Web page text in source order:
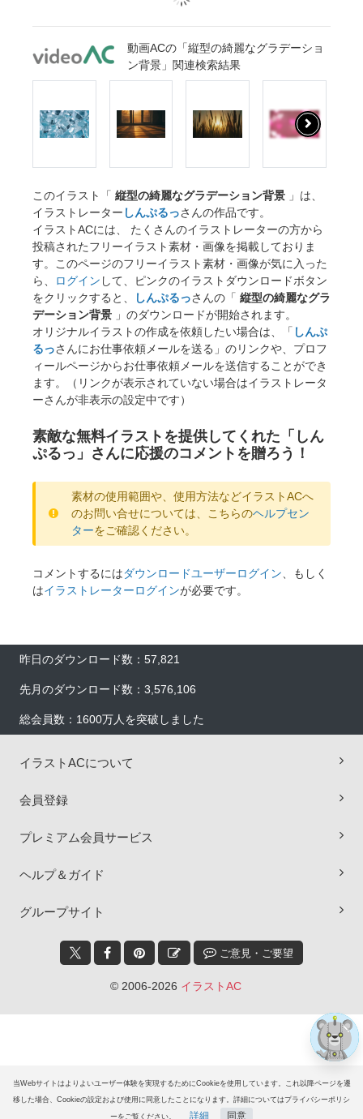
当Webサイトはよりよいユーザー体験を実現するためにCookieを使用しています。これ以降ページを遷
移した場合、Cookieの設定および使用に同意したことになります。詳細についてはプライバシーポリシ
ーをご覧ください。 詳細 同意
動画ACの「縦型の綺麗なグラデーショ
ン背景」関連検索結果
このイラスト「 縦型の綺麗なグラデーション背景 」は、
イラストレーター しんぷるっさんの作品です。
イラストACには、 たくさんのイラストレーターの方から
投稿されたフリーイラスト素材・画像を掲載しておりま
す。このページのフリーイラスト素材・画像が気に入った
ら、
ログイン して、ピンクのイラストダウンロードボタン
をクリックすると、
しんぷるっさんの「 縦型の綺麗なグラ
デーション背景 」のダウンロードが開始されます。
オリジナルイラストの作成を依頼したい場合は、「 しんぷ
るっさんにお仕事依頼メールを送る」のリンクや、プロフ
ィールページからお仕事依頼メールを送信することができ
ます。（リンクが表示されていない場合はイラストレータ
ーさんが非表示の設定中です）
素敵な無料イラストを提供してくれた「しん
ぷるっ」さんに応援のコメントを贈ろう！
素材の使用範囲や、使用方法などイラストACへ
のお問い合せについては、こちらのヘルプセン
ターをご確認ください。
コメントするにはダウンロードユーザーログイン 、もしく
はイラストレーターログインが必要です。
昨日のダウンロード数：57,821
先月のダウンロード数：3,576,106
総会員数：1600万人を突破しました
イラストACについて
会員登録
プレミアム会員サービス
ヘルプ＆ガイド
グループサイト
ご意見・ご要望
© 2006-2026 イラストAC